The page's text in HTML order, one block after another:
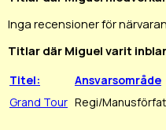
Inga recensioner för
Titlar där Miguel varit
Titel:
Ansvarsområde
Grand Tour Regi/